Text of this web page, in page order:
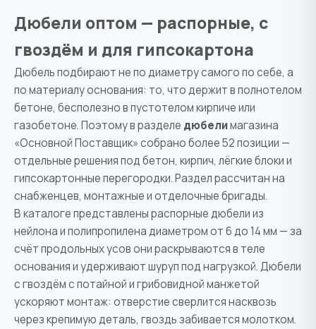
Дюбели оптом — распорные, с
гвоздём и для гипсокартона
Дюбель подбирают не по диаметру самого по себе, а
по материалу основания: то, что держит в полнотелом
бетоне, бесполезно в пустотелом кирпиче или
газобетоне. Поэтому в разделе дюбелимагазина
«Основной Поставщик» собрано более 52 позиции —
отдельные решения под бетон, кирпич, лёгкие блоки и
гипсокартонные перегородки. Раздел рассчитан на
снабженцев, монтажные и отделочные бригады.
В каталоге представлены распорные дюбели из
нейлона и полипропилена диаметром от 6 до 14 мм — за
счёт продольных усов они раскрываются в теле
основания и удерживают шуруп под нагрузкой. Дюбели
с гвоздём с потайной и грибовидной манжетой
ускоряют монтаж: отверстие сверлится насквозь
через крепимую деталь, гвоздь забивается молотком.